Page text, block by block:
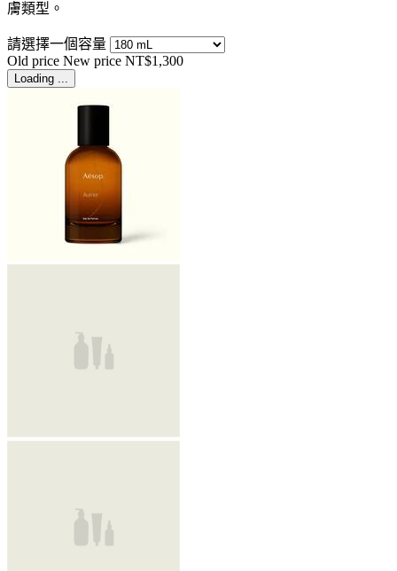
膚類型。
請選擇一個容量
Old price New price NT$1,300
Loading ...